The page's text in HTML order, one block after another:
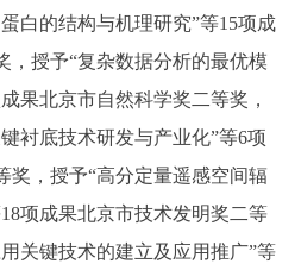
FRANÇAIS РУССКИЙ ЯЗЫК
العربية PORTUGUÊS
白的结构与机理研究”等15项成
，授予“复杂数据分析的最优模
果北京市自然科学奖二等奖，
衬底技术研发与产业化”等6项
奖，授予“高分定量遥感空间辐
项成果北京市技术发明奖二等
关键技术的建立及应用推广”等